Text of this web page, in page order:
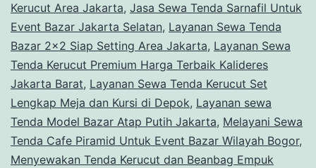
Kerucut Area Jakarta, Jasa Sewa Tenda Sarnafil Untuk
Event Bazar Jakarta Selatan, Layanan Sewa Tenda
Bazar 2x2 Siap Setting Area Jakarta, Layanan Sewa
Tenda Kerucut Premium Harga Terbaik Kalideres
Jakarta Barat, Layanan Sewa Tenda Kerucut Set
Lengkap Meja dan Kursi di Depok, Layanan sewa
Tenda Model Bazar Atap Putih Jakarta, Melayani Sewa
Tenda Cafe Piramid Untuk Event Bazar Wilayah Bogor,
Menyewakan Tenda Kerucut dan Beanbag Empuk